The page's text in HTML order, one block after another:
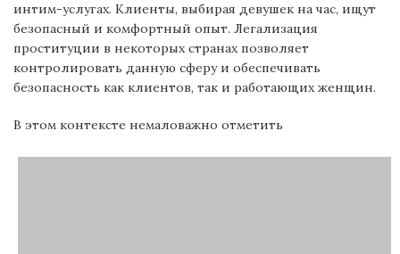
интим-услугах. Клиенты, выбирая девушек на час, ищут
безопасный и комфортный опыт. Легализация
проституции в некоторых странах позволяет
контролировать данную сферу и обеспечивать
безопасность как клиентов, так и работающих женщин.
В этом контексте немаловажно отметить